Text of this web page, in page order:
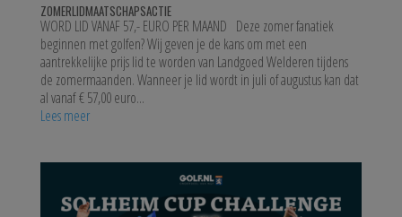
ZOMERLIDMAATSCHAPSACTIE
WORD LID VANAF 57,- EURO PER MAAND Deze zomer fanatiek
beginnen met golfen? Wij geven je de kans om met een
aantrekkelijke prijs lid te worden van Landgoed Welderen tijdens
de zomermaanden. Wanneer je lid wordt in juli of augustus kan dat
al vanaf € 57,00 euro...
Lees meer